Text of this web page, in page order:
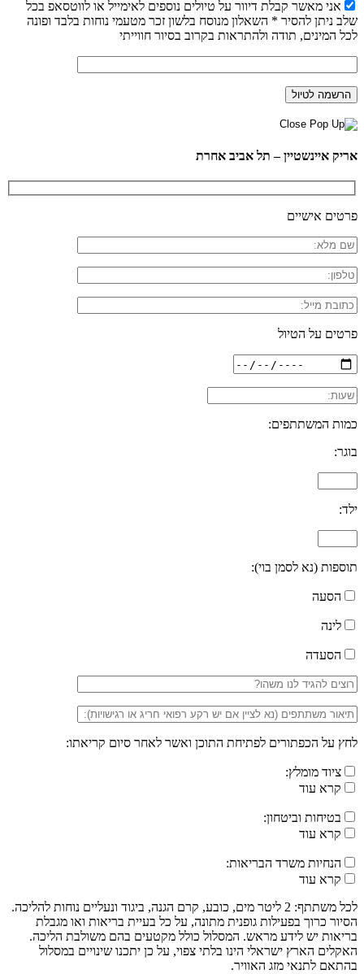
אני מאשר קבלת דיוור על טיולים נוספים לאימייל או לווטסאפ בכל
שלב ניתן להסיר * השאלון מנוסח בלשון זכר מטעמי נוחות בלבד ופונה
לכל המינים, תודה ולהתראות בקרוב בסיור חווייתי
אריק איינשטיין – תל אביב אחרת
פרטים אישיים
פרטים על הטיול
כמות המשתתפים:
בוגר:
ילד:
תוספות (נא לסמן בוי):
הסעה
לינה
הסעדה
לחץ על הכפתורים לפתיחת התוכן ואשר לאחר סיום קריאתו:
ציוד מומלץ:
קרא עוד
בטיחות וביטחון:
קרא עוד
הנחיות משרד הבריאות:
קרא עוד
לכל משתתף: 2 ליטר מים, כובע, קרם הגנה, ביגוד ונעליים נוחות להליכה.
הסיור כרוך בפעילות גופנית מתונה, על כל בעיית בריאות ואו מגבלת
בריאות יש לידע מראש. המסלול כולל מקטעים בהם משולבת הליכה.
האקלים הארץ ישראלי הינו בלתי צפוי, על כן יתכנו שינויים במסלול
בהתאם לתנאי מזג האוויר.